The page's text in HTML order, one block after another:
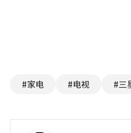
#家电 #电视 #三